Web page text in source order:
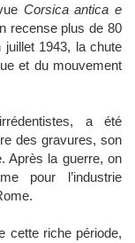
Corsica antica e
recense plus de 80
1943, la chute
et du mouvement
a été
des gravures, son
Après la guerre, on
pour l’industrie
cette riche période,